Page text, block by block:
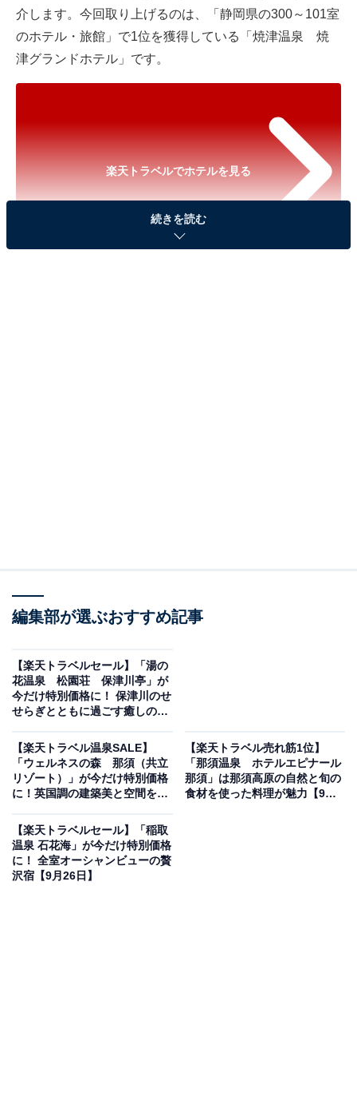
介します。今回取り上げるのは、「静岡県の300～101室
のホテル・旅館」で1位を獲得している「焼津温泉 焼
津グランドホテル」です。
楽天トラベルでホテルを見る
画像出典：楽天トラベル
「静岡県」で1位を獲得しているのは、「焼津温泉 焼
津グランドホテル」です。
続きを読む
編集部が選ぶおすすめ記事
【楽天トラベルセール】「湯の
花温泉 松園荘 保津川亭」が
今だけ特別価格に！ 保津川のせ
せらぎとともに過ごす癒しの時
【楽天トラベル温泉SALE】
「ウェルネスの森 那須（共立
リゾート）」が今だけ特別価格
に！英国調の建築美と空間を満
【楽天トラベル売れ筋1位】
「那須温泉 ホテルエピナール
那須」は那須高原の自然と旬の
食材を使った料理が魅力【9月
【楽天トラベルセール】「稲取
温泉 石花海」が今だけ特別価格
に！ 全室オーシャンビューの贅
沢宿【9月26日】